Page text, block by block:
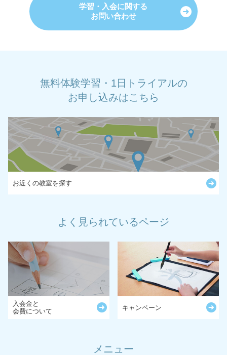
学習・入会に関する
お問い合わせ
無料体験学習・1日トライアルの
お申し込みはこちら
お近くの教室を探す
よく見られているページ
入会金と
会費について
キャンペーン
メニュー